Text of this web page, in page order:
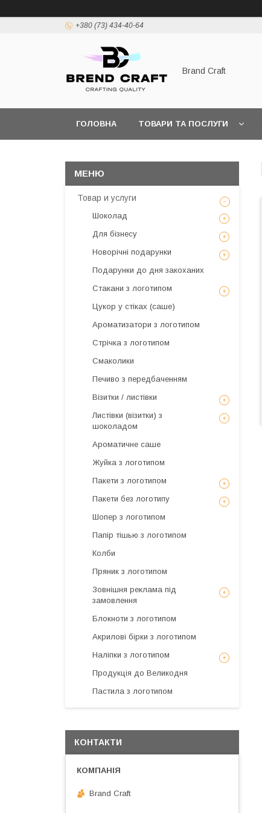
+380 (73) 434-40-64
Brand Craft
ГОЛОВНА ТОВАРИ ТА ПОСЛУГИ
Товар и услуги
Шоколад
Для бізнесу
Новорічні подарунки
Подарунки до дня закоханих
Стакани з логотипом
Цукор у стіках (саше)
Ароматизатори з логотипом
Стрічка з логотипом
Смаколики
Печиво з передбаченням
Візитки / листівки
Листівки (візитки) з
шоколадом
Ароматичне саше
Жуйка з логотипом
Пакети з логотипом
Пакети без логотипу
Шопер з логотипом
Папір тішью з логотипом
Колби
Пряник з логотипом
Зовнішня реклама під
замовлення
Блокноти з логотипом
Акрилові бірки з логотипом
Наліпки з логотипом
Продукція до Великодня
Пастила з логотипом
КОНТАКТИ
Brand Craft